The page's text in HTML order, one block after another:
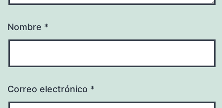
Nombre *
Correo electrónico *